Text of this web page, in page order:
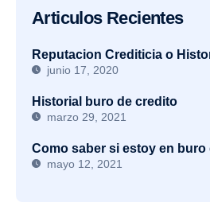
Articulos Recientes
Reputacion Crediticia o
junio 17, 2020
Historial buro de credito
marzo 29, 2021
Como saber si estoy en buro
mayo 12, 2021